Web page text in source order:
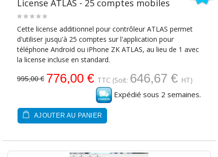
License ATLAS - 25 comptes mobiles
Cette license additionnel pour contrôleur ATLAS permet
d'utiliser jusqu'à 25 comptes sur l'application pour
téléphone Android ou iPhone ZK ATLAS, au lieu de 1 avec
la license incluse en standard.
995,00 € 776,00 € TTC (Soit: 646,67 € HT)
Expédié sous 2 semaines.
AJOUTER AU PANIER